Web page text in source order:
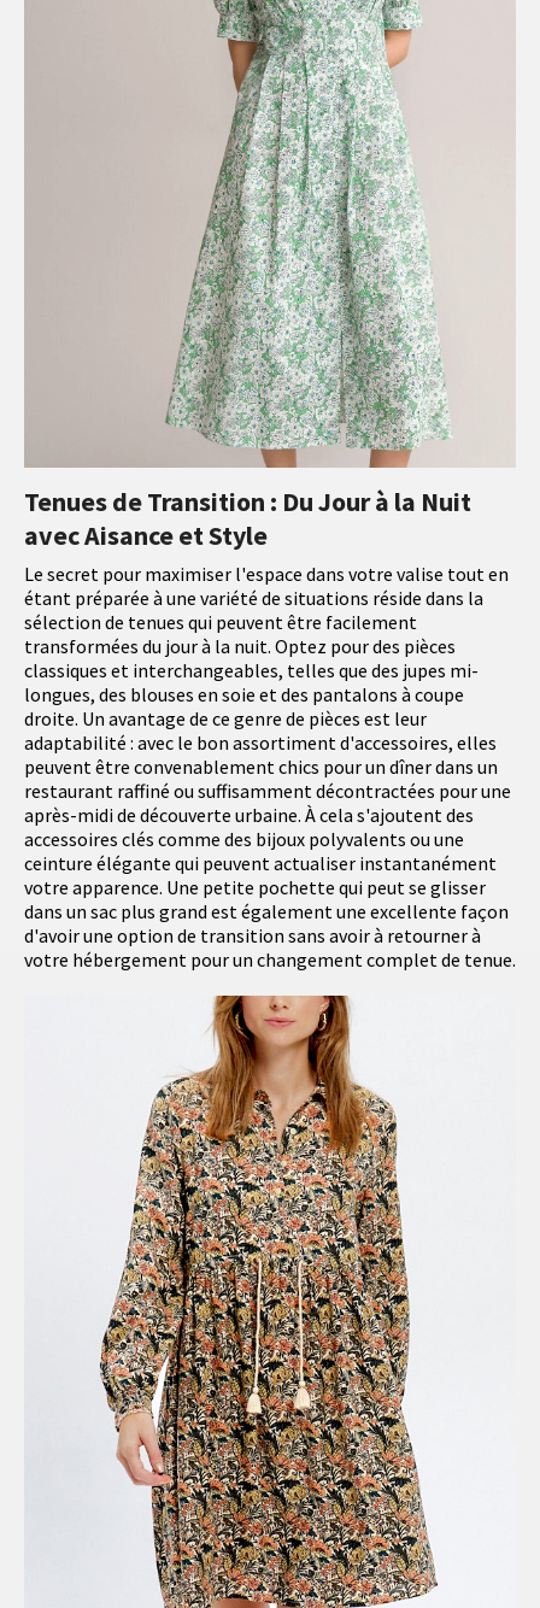
Tenues de Transition : Du Jour à la Nuit
avec Aisance et Style
Le secret pour maximiser l'espace dans votre valise tout en
étant préparée à une variété de situations réside dans la
sélection de tenues qui peuvent être facilement
transformées du jour à la nuit. Optez pour des pièces
classiques et interchangeables, telles que des jupes mi-
longues, des blouses en soie et des pantalons à coupe
droite. Un avantage de ce genre de pièces est leur
adaptabilité : avec le bon assortiment d'accessoires, elles
peuvent être convenablement chics pour un dîner dans un
restaurant raffiné ou suffisamment décontractées pour une
après-midi de découverte urbaine. À cela s'ajoutent des
accessoires clés comme des bijoux polyvalents ou une
ceinture élégante qui peuvent actualiser instantanément
votre apparence. Une petite pochette qui peut se glisser
dans un sac plus grand est également une excellente façon
d'avoir une option de transition sans avoir à retourner à
votre hébergement pour un changement complet de tenue.